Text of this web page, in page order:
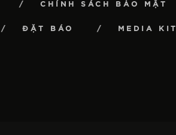
CHÍNH SÁCH BẢO MẬT
ĐẶT BÁO MEDIA KIT